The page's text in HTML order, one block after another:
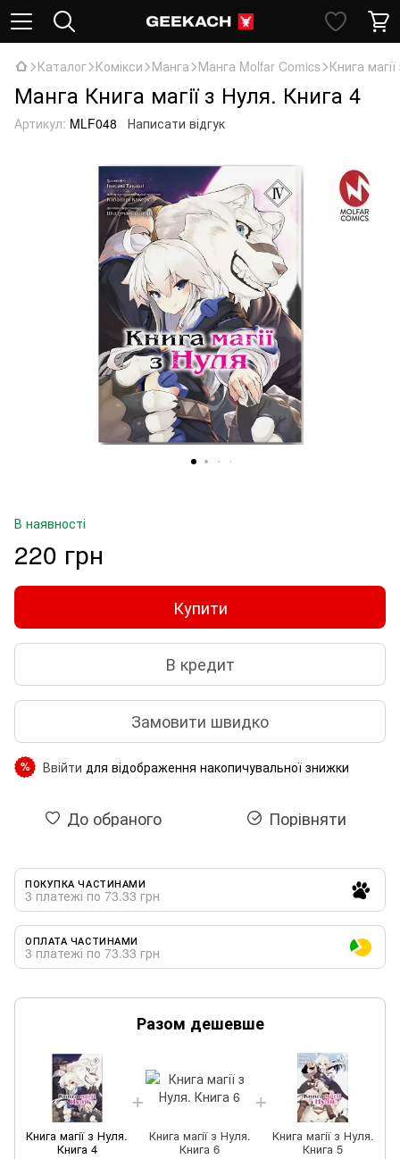
Каталог Комікси Манга Манга Molfar Comics Книга
Манга Книга магії з Нуля. Книга 4
Артикул: MLF048 Написати відгук
В наявності
220 грн
Купити
В кредит
Замовити швидко
% Ввійти для відображення накопичувальної знижки
До обраного Порівняти
ПОКУПКА ЧАСТИНАМИ
3 платежі по 73.33 грн
ОПЛАТА ЧАСТИНАМИ
3 платежі по 73.33 грн
Разом дешевше
Книга магії з Нуля.
Книга 4
Книга магії з Нуля.
Книга 6
Книга магії з Нуля.
Книга 5